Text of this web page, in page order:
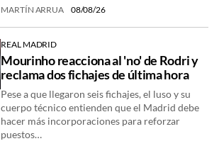
MARTÍN ARRUA 08/08/26
REAL MADRID
Mourinho reacciona al 'no' de Rodri y
reclama dos fichajes de última hora
Pese a que llegaron seis fichajes, el luso y su
cuerpo técnico entienden que el Madrid debe
hacer más incorporaciones para reforzar
puestos…